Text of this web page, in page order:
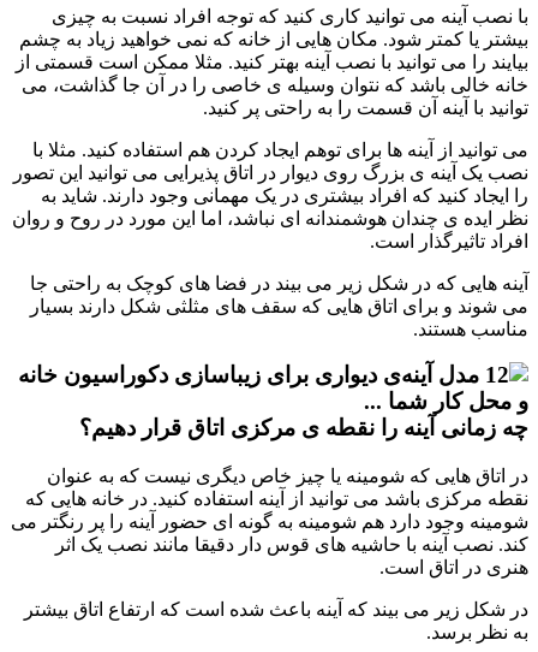
با نصب آینه می توانید کاری کنید که توجه افراد نسبت به چیزی
بیشتر یا کمتر شود. مکان هایی از خانه که نمی خواهید زیاد به چشم
بیایند را می توانید با نصب آینه بهتر کنید. مثلا ممکن است قسمتی از
خانه خالی باشد که نتوان وسیله ی خاصی را در آن جا گذاشت، می
توانید با آینه آن قسمت را به راحتی پر کنید.
می توانید از آینه ها برای توهم ایجاد کردن هم استفاده کنید. مثلا با
نصب یک آینه ی بزرگ روی دیوار در اتاق پذیرایی می توانید این تصور
را ایجاد کنید که افراد بیشتری در یک مهمانی وجود دارند. شاید به
نظر ایده ی چندان هوشمندانه ای نباشد، اما این مورد در روح و روان
افراد تاثیرگذار است.
آینه هایی که در شکل زیر می بیند در فضا های کوچک به راحتی جا
می شوند و برای اتاق هایی که سقف های مثلثی شکل دارند بسیار
مناسب هستند.
چه زمانی آینه را نقطه ی مرکزی اتاق قرار دهیم؟
در اتاق هایی که شومینه یا چیز خاص دیگری نیست که به عنوان
نقطه مرکزی باشد می توانید از آینه استفاده کنید. در خانه هایی که
شومینه وجود دارد هم شومینه به گونه ای حضور آینه را پر رنگتر می
کند. نصب آینه با حاشیه های قوس دار دقیقا مانند نصب یک اثر
هنری در اتاق است.
در شکل زیر می بیند که آینه باعث شده است که ارتفاع اتاق بیشتر
به نظر برسد.